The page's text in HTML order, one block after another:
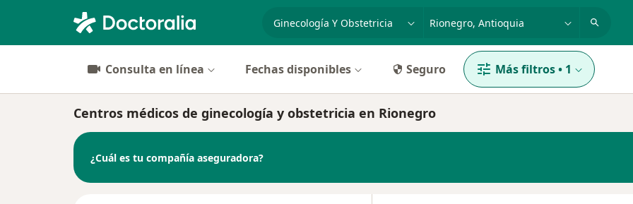
especialidad, enfermedad o nombre
Consulta en línea Fechas disponibles Seguro Más filtros• 1
Centros médicos de ginecología y obstetricia en Rionegro
¿Cuál es tu compañía aseguradora?